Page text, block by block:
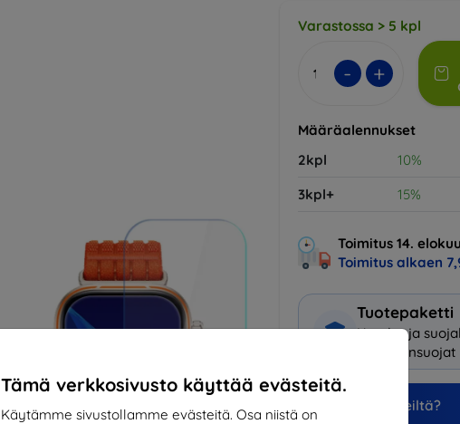
Tämä verkkosivusto käyttää evästeitä.
Käytämme sivustollamme evästeitä. Osa niistä on
Varastossa > 5 kpl
- +
Määräalennukset
2kpl
10%
3kpl+
15%
Toimitus 14.
Toimitus alkaen
Tuotepaketti
Kotelot ja
+ Näytönsuojat
Miksi ostaa meiltä?